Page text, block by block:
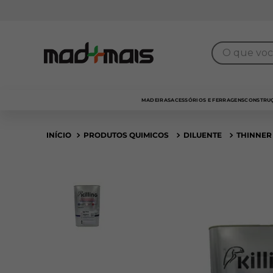
O que você
MADEIRASACESSÓRIOS E FERRAGENS
PRODUTOS QUIMICOS DILUENTE THINNER